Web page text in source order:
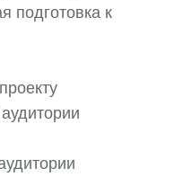
подготовка к